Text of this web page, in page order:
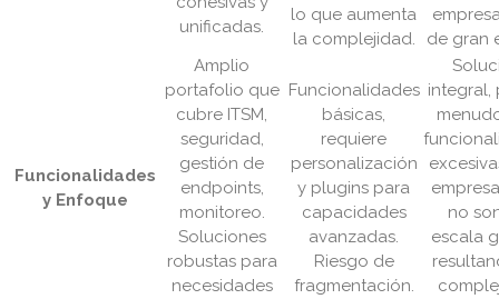
unificadas.
lo que aumenta
la complejidad.
de gran
Funcionalidades
y Enfoque
Amplio
portafolio que
cubre ITSM,
seguridad,
gestión de
endpoints,
monitoreo.
Soluciones
robustas para
necesidades
Funcionalidades
básicas,
requiere
personalización
y plugins para
capacidades
avanzadas.
Riesgo de
fragmentación.
integral,
no
escala